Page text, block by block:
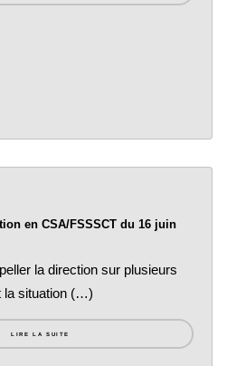
en CSA/FSSSCT du 16 juin
la direction sur plusieurs
la situation (…)
LIRE LA SUITE